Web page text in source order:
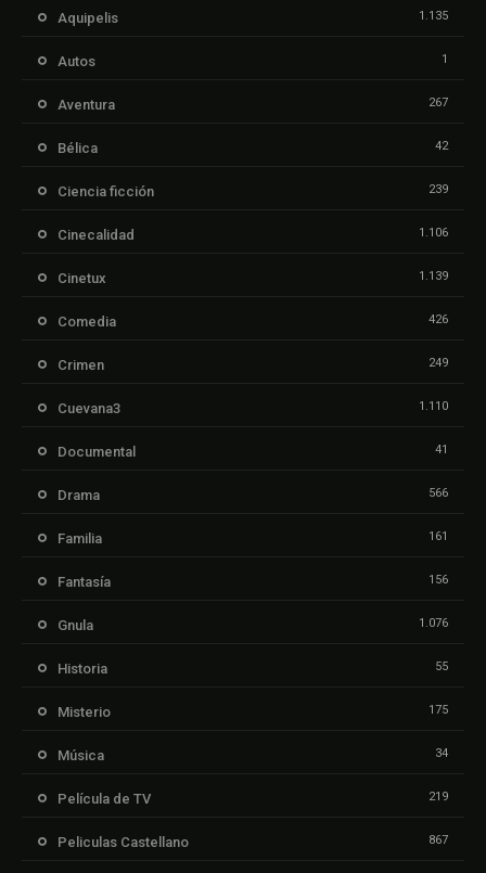
Aquipelis 1.135
Autos 1
Aventura 267
Bélica 42
Ciencia ficción 239
Cinecalidad 1.106
Cinetux 1.139
Comedia 426
Crimen 249
Cuevana3 1.110
Documental 41
Drama 566
Familia 161
Fantasía 156
Gnula 1.076
Historia 55
Misterio 175
Música 34
Película de TV 219
Peliculas Castellano 867